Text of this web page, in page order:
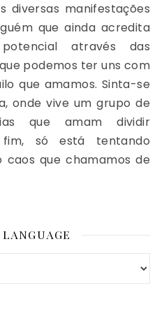
diversas manifestações
que ainda acredita
através das
podemos ter uns com
que amamos. Sinta-se
onde vive um grupo de
que amam dividir
só está tentando
que chamamos de